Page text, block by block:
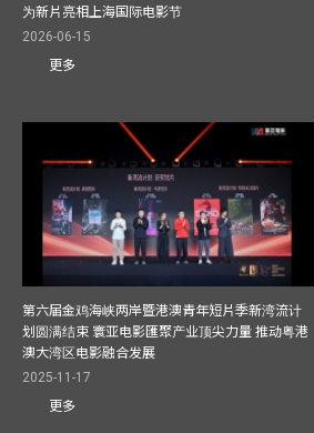
为新片亮相上海国际电影节
2026-06-15
更多
第六届金鸡海峡两岸暨港澳青年短片季新湾流计
划圆满结束 寰亚电影匯聚产业顶尖力量 推动粤港
澳大湾区电影融合发展
2025-11-17
更多